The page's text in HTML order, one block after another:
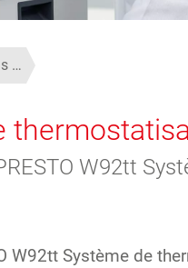
…
W92tt
Système de